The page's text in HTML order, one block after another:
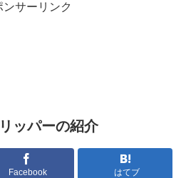
ンサーリンク
ッパーの紹介
Facebook はてブ